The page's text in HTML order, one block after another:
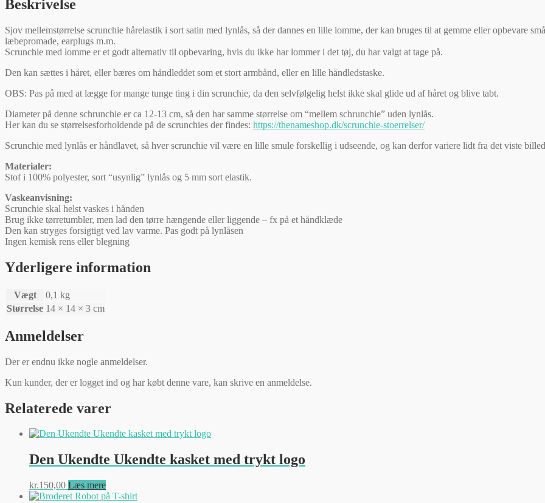
Beskrivelse
Sjov mellemstørrelse scrunchie hårelastik i sort satin med lynlås, så der dannes en lille lomme, der kan bruges til at gemme eller opbevare
læbepromade, earplugs m.m.
Scrunchie med lomme er et godt alternativ til opbevaring, hvis du ikke har lommer i det tøj, du har valgt at tage på.
Den kan sættes i håret, eller bæres om håndleddet som et stort armbånd, eller en lille håndledstaske.
OBS: Pas på med at lægge for mange tunge ting i din scrunchie, da den selvfølgelig helst ikke skal glide ud af håret og blive tabt.
Diameter på denne schrunchie er ca 12-13 cm, så den har samme størrelse om “mellem schrunchie” uden lynlås.
Her kan du se størrelsesforholdende på de scrunchies der findes: https://thenameshop.dk/scrunchie-stoerrelser/
Scrunchie med lynlås er håndlavet, så hver scrunchie vil være en lille smule forskellig i udseende, og kan derfor variere lidt fra det viste
Materialer:
Stof i 100% polyester, sort “usynlig” lynlås og 5 mm sort elastik.
Vaskeanvisning:
Scrunchie skal helst vaskes i hånden
Brug ikke tørretumbler, men lad den tørre hængende eller liggende – fx på et håndklæde
Den kan stryges forsigtigt ved lav varme. Pas godt på lynlåsen
Ingen kemisk rens eller blegning
Yderligere information
Vægt
0,1 kg
Størrelse 14 × 14 × 3 cm
Anmeldelser
Der er endnu ikke nogle anmeldelser.
Kun kunder, der er logget ind og har købt denne vare, kan skrive en anmeldelse.
Relaterede varer
Den Ukendte Ukendte kasket med trykt logo
kr.150,00 Læs mere